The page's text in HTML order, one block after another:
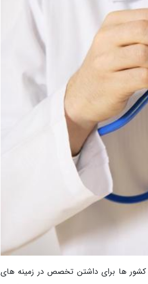
ها برای داشتن تخصص در زمینه های